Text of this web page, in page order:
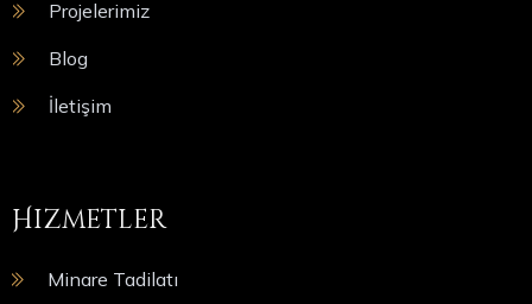
Projelerimiz
Blog
İletişim
Hizmetler
Minare Tadilatı